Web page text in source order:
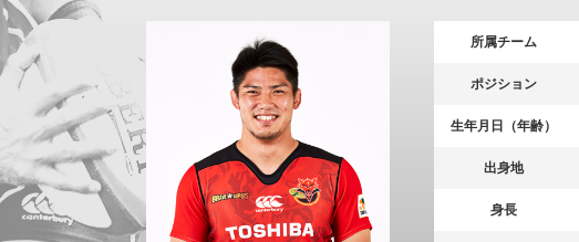
所属チーム
ポジション
生年月日（年齢）
出身地
身長